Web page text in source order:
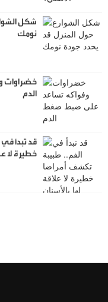
شكل
نومك
خضراوات
الدم
قد تبدأ
خطيرة لا